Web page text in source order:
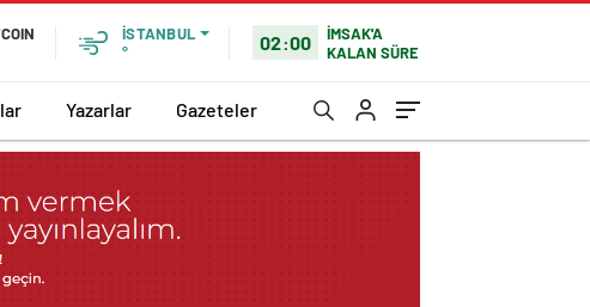
İSTANBUL
°
02:00
İMSAK'A
KALAN SÜRE
Yazarlar Gazeteler